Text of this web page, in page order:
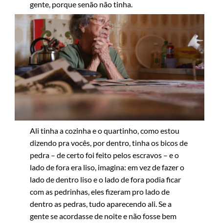
gente, porque senão não tinha.
Ali tinha a cozinha e o quartinho, como estou
dizendo pra vocês, por dentro, tinha os bicos de
pedra – de certo foi feito pelos escravos – e o
lado de fora era liso, imagina: em vez de fazer o
lado de dentro liso e o lado de fora podia ficar
com as pedrinhas, eles fizeram pro lado de
dentro as pedras, tudo aparecendo ali. Se a
gente se acordasse de noite e não fosse bem